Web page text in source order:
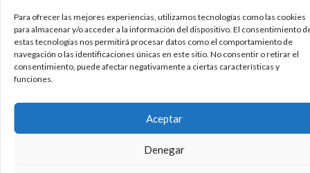
Para ofrecer las mejores experiencias, utilizamos tecnologías como las cookies
para almacenar y/o acceder a la información del dispositivo. El consentimiento
estas tecnologías nos permitirá procesar datos como el comportamiento de
navegación o las identificaciones únicas en este sitio. No consentir o retirar el
consentimiento, puede afectar negativamente a ciertas características y
funciones.
Aceptar
Denegar
La Historia de nuestro planeta es algo difícil de
resumir, aunque en la cabecera de entrada
de The Big Bang Theory se resuma rápidamente:
la formación de la Tierra, la era de los
dinosaurios, los primeros homínidos, el antiguo
Egipto, el Imperio Romano, la Edad Media y,